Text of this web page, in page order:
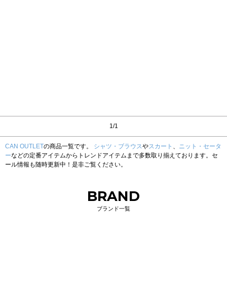
1/1
CAN OUTLETの商品一覧です。 シャツ・ブラウスやスカート 、 ニット・セータ
ーなどの定番アイテムからトレンドアイテムまで多数取り揃えております。セ
ール情報も随時更新中！是非ご覧ください。
BRAND
ブランド一覧